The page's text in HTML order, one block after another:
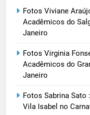
Fotos Viviane
Acadêmicos do
Janeiro
Fotos Virginia
Acadêmicos do
Janeiro
Fotos Sabrina Sato
Vila Isabel no